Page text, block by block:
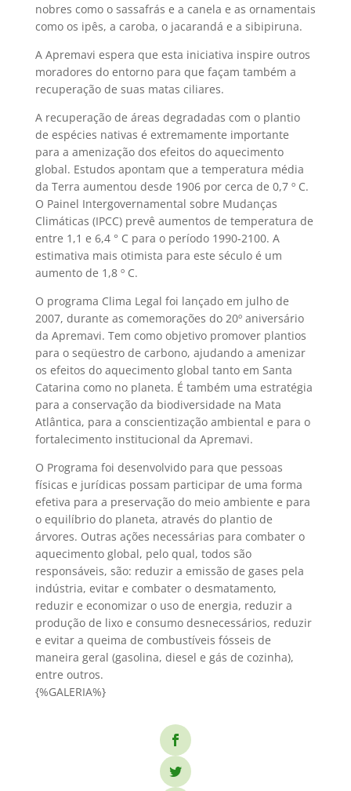
nobres como o sassafrás e a canela e as ornamentais
como os ipês, a caroba, o jacarandá e a sibipiruna.
A Apremavi espera que esta iniciativa inspire outros
moradores do entorno para que façam também a
recuperação de suas matas ciliares.
A recuperação de áreas degradadas com o plantio
de espécies nativas é extremamente importante
para a amenização dos efeitos do aquecimento
global. Estudos apontam que a temperatura média
da Terra aumentou desde 1906 por cerca de 0,7 º C.
O Painel Intergovernamental sobre Mudanças
Climáticas (IPCC) prevê aumentos de temperatura de
entre 1,1 e 6,4 ° C para o período 1990-2100. A
estimativa mais otimista para este século é um
aumento de 1,8 º C.
O programa Clima Legal foi lançado em julho de
2007, durante as comemorações do 20º aniversário
da Apremavi. Tem como objetivo promover plantios
para o seqüestro de carbono, ajudando a amenizar
os efeitos do aquecimento global tanto em Santa
Catarina como no planeta. É também uma estratégia
para a conservação da biodiversidade na Mata
Atlântica, para a conscientização ambiental e para o
fortalecimento institucional da Apremavi.
O Programa foi desenvolvido para que pessoas
físicas e jurídicas possam participar de uma forma
efetiva para a preservação do meio ambiente e para
o equilíbrio do planeta, através do plantio de
árvores. Outras ações necessárias para combater o
aquecimento global, pelo qual, todos são
responsáveis, são: reduzir a emissão de gases pela
indústria, evitar e combater o desmatamento,
reduzir e economizar o uso de energia, reduzir a
produção de lixo e consumo desnecessários, reduzir
e evitar a queima de combustíveis fósseis de
maneira geral (gasolina, diesel e gás de cozinha),
entre outros.
{%GALERIA%}